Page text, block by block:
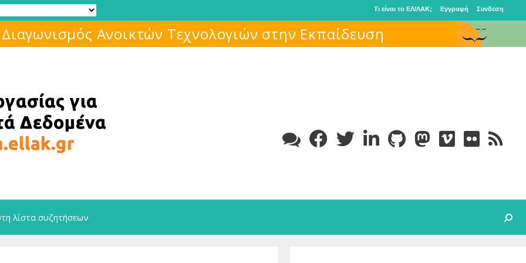
Τι είναι το ΕΛ/ΛΑΚ; Εγγραφή Συνδεση
Μάθε για το ελεύθερο λογισμικό!
λίστα συζητήσεων Search